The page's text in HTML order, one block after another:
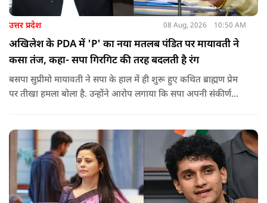
उत्तर प्रदेश 08 Aug, 2026 10:50 AM
अखिलेश के PDA में 'P' का नया मतलब पंडित पर मायावती ने
कसा तंज, कहा- सपा गिरगिट की तरह बदलती है रंग
बसपा सुप्रीमो मायावती ने सपा के हाल में ही शुरू हुए कथित ब्राह्मण प्रेम
पर तीखा हमला बोला है. उन्होंने आरोप लगाया कि सपा अपनी संकीर्ण